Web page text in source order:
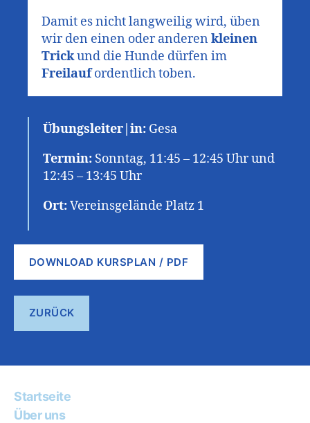
Damit es nicht langweilig wird, üben
wir den einen oder anderen kleinen
Trickund die Hunde dürfen im
Freilaufordentlich toben.
Übungsleiter|in: Gesa
Termin: Sonntag, 11:45 – 12:45 Uhr und
12:45 – 13:45 Uhr
Ort:Vereinsgelände Platz 1
DOWNLOAD KURSPLAN / PDF
ZURÜCK
Startseite
Über uns